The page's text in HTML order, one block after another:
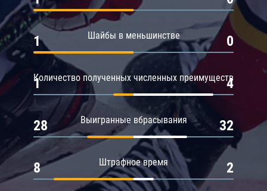
Шайбы в меньшинстве
1 0
Количество полученных численных преимуществ
1 4
Выигранные вбрасывания
28 32
Штрафное время
8 2